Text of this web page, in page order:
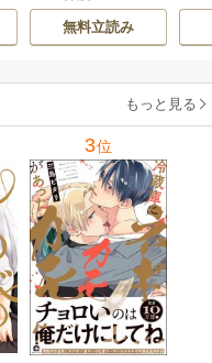
無料立読み
もっと見る
3位